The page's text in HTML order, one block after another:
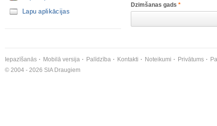
Lapu aplikācijas
Dzimšanas gads *
Iepazīšanās Mobilā versija Palīdzība Kontakti Noteikumi Privātums
© 2004 - 2026 SIA Draugiem